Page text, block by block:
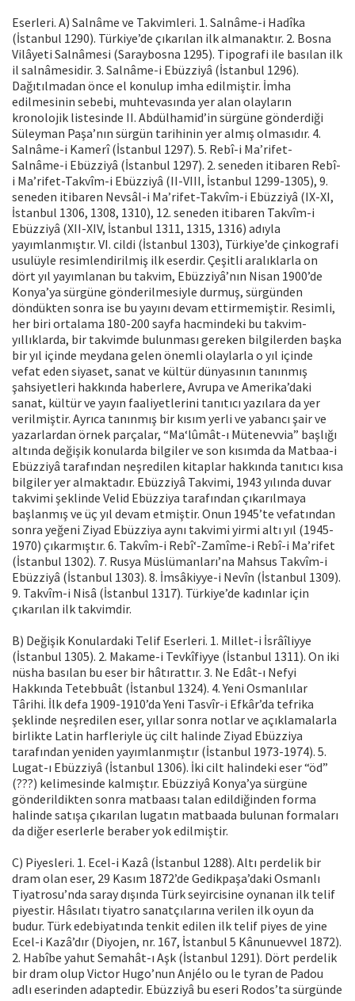
Eserleri. A) Salnâme ve Takvimleri. 1. Salnâme-i Hadîka
(İstanbul 1290). Türkiye’de çıkarılan ilk almanaktır. 2. Bosna
Vilâyeti Salnâmesi (Saraybosna 1295). Tipografi ile basılan ilk
il salnâmesidir. 3. Salnâme-i Ebüzziyâ (İstanbul 1296).
Dağıtılmadan önce el konulup imha edilmiştir. İmha
edilmesinin sebebi, muhtevasında yer alan olayların
kronolojik listesinde II. Abdülhamid’in sürgüne gönderdiği
Süleyman Paşa’nın sürgün tarihinin yer almış olmasıdır. 4.
Salnâme-i Kamerî (İstanbul 1297). 5. Rebî-i Ma’rifet-
Salnâme-i Ebüzziyâ (İstanbul 1297). 2. seneden itibaren Rebî-
i Ma’rifet-Takvîm-i Ebüzziyâ (II-VIII, İstanbul 1299-1305), 9.
seneden itibaren Nevsâl-i Ma’rifet-Takvîm-i Ebüzziyâ (IX-XI,
İstanbul 1306, 1308, 1310), 12. seneden itibaren Takvîm-i
Ebüzziyâ (XII-XIV, İstanbul 1311, 1315, 1316) adıyla
yayımlanmıştır. VI. cildi (İstanbul 1303), Türkiye’de çinkografi
usulüyle resimlendirilmiş ilk eserdir. Çeşitli aralıklarla on
dört yıl yayımlanan bu takvim, Ebüzziyâ’nın Nisan 1900’de
Konya’ya sürgüne gönderilmesiyle durmuş, sürgünden
döndükten sonra ise bu yayını devam ettirmemiştir. Resimli,
her biri ortalama 180-200 sayfa hacmindeki bu takvim-
yıllıklarda, bir takvimde bulunması gereken bilgilerden başka
bir yıl içinde meydana gelen önemli olaylarla o yıl içinde
vefat eden siyaset, sanat ve kültür dünyasının tanınmış
şahsiyetleri hakkında haberlere, Avrupa ve Amerika’daki
sanat, kültür ve yayın faaliyetlerini tanıtıcı yazılara da yer
verilmiştir. Ayrıca tanınmış bir kısım yerli ve yabancı şair ve
yazarlardan örnek parçalar, “Ma‘lûmât-ı Mütenevvia” başlığı
altında değişik konularda bilgiler ve son kısımda da Matbaa-i
Ebüzziyâ tarafından neşredilen kitaplar hakkında tanıtıcı kısa
bilgiler yer almaktadır. Ebüzziyâ Takvimi, 1943 yılında duvar
takvimi şeklinde Velid Ebüzziya tarafından çıkarılmaya
başlanmış ve üç yıl devam etmiştir. Onun 1945’te vefatından
sonra yeğeni Ziyad Ebüzziya aynı takvimi yirmi altı yıl (1945-
1970) çıkarmıştır. 6. Takvîm-i Rebî‘-Zamîme-i Rebî-i Ma’rifet
(İstanbul 1302). 7. Rusya Müslümanları’na Mahsus Takvîm-i
Ebüzziyâ (İstanbul 1303). 8. İmsâkiyye-i Nevîn (İstanbul 1309).
9. Takvîm-i Nisâ (İstanbul 1317). Türkiye’de kadınlar için
çıkarılan ilk takvimdir.
B) Değişik Konulardaki Telif Eserleri. 1. Millet-i İsrâîliyye
(İstanbul 1305). 2. Makame-i Tevkîfiyye (İstanbul 1311). On iki
nüsha basılan bu eser bir hâtırattır. 3. Ne Edât-ı Nefyi
Hakkında Tetebbuât (İstanbul 1324). 4. Yeni Osmanlılar
Târihi. İlk defa 1909-1910’da Yeni Tasvîr-i Efkâr’da tefrika
şeklinde neşredilen eser, yıllar sonra notlar ve açıklamalarla
birlikte Latin harfleriyle üç cilt halinde Ziyad Ebüzziya
tarafından yeniden yayımlanmıştır (İstanbul 1973-1974). 5.
Lugat-ı Ebüzziyâ (İstanbul 1306). İki cilt halindeki eser “öd”
(???) kelimesinde kalmıştır. Ebüzziyâ Konya’ya sürgüne
gönderildikten sonra matbaası talan edildiğinden forma
halinde satışa çıkarılan lugatın matbaada bulunan formaları
da diğer eserlerle beraber yok edilmiştir.
C) Piyesleri. 1. Ecel-i Kazâ (İstanbul 1288). Altı perdelik bir
dram olan eser, 29 Kasım 1872’de Gedikpaşa’daki Osmanlı
Tiyatrosu’nda saray dışında Türk seyircisine oynanan ilk telif
piyestir. Hâsılatı tiyatro sanatçılarına verilen ilk oyun da
budur. Türk edebiyatında tenkit edilen ilk telif piyes de yine
Ecel-i Kazâ’dır (Diyojen, nr. 167, İstanbul 5 Kânunuevvel 1872).
2. Habîbe yahut Semahât-ı Aşk (İstanbul 1291). Dört perdelik
bir dram olup Victor Hugo’nun Anjélo ou le tyran de Padou
adlı eserinden adaptedir. Ebüzziyâ bu eseri Rodos’ta sürgünde